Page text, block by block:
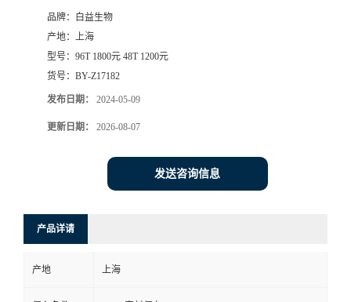
品牌：
白益生物
产地： 上海
型号： 96T 1800元 48T 1200元
货号： BY-Z17182
发布日期： 2024-05-09
更新日期： 2026-08-07
发送咨询信息
产品详请
产地 上海